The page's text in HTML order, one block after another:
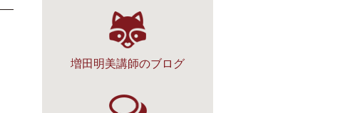
増田明美講師のブログ